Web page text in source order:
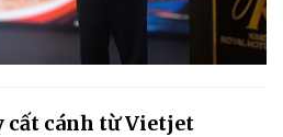
cất cánh từ Vietjet